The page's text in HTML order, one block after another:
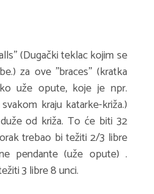
(Dugački teklac kojim se
za ove ''braces'' (kratka
uže opute, koje je npr.
kraju katarke-križa.)
od križa. To će biti 32
trebao bi težiti 2/3 libre
pendante (uže opute) .
3 libre 8 unci.